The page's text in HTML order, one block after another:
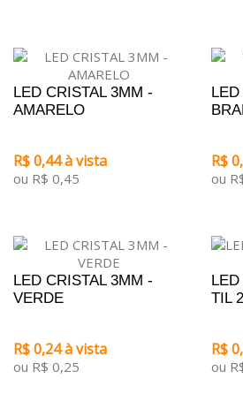
LED CRISTAL 3MM -
AMARELO
R$ 0,44 à vista
ou R$ 0,45
R$
ou
LED CRISTAL 3MM -
VERDE
R$ 0,24 à vista
ou R$ 0,25
TIL
R$
ou